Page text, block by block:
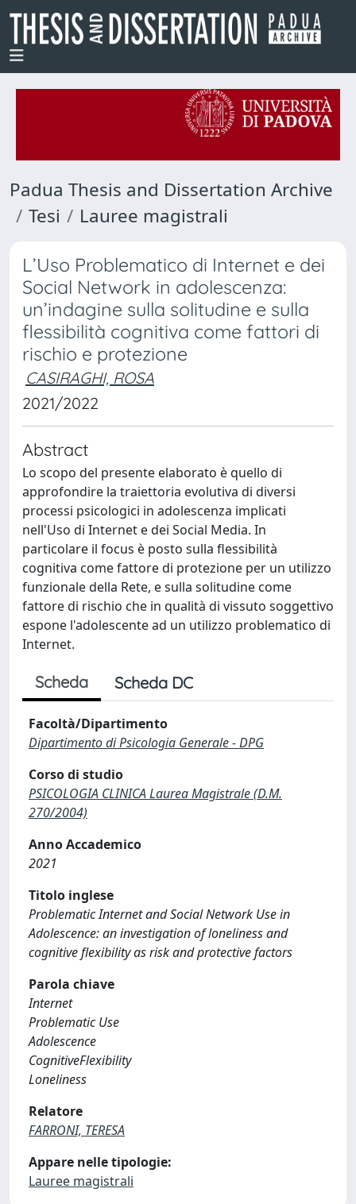
Padua Thesis and Dissertation Archive
Tesi
Lauree magistrali
L’Uso Problematico di Internet e dei
Social Network in adolescenza:
un’indagine sulla solitudine e sulla
flessibilità cognitiva come fattori di
rischio e protezione
CASIRAGHI, ROSA
2021/2022
Abstract
Lo scopo del presente elaborato è quello di
approfondire la traiettoria evolutiva di diversi
processi psicologici in adolescenza implicati
nell'Uso di Internet e dei Social Media. In
particolare il focus è posto sulla flessibilità
cognitiva come fattore di protezione per un utilizzo
funzionale della Rete, e sulla solitudine come
fattore di rischio che in qualità di vissuto soggettivo
espone l'adolescente ad un utilizzo problematico di
Internet.
Scheda Scheda DC
Facoltà/Dipartimento
Dipartimento di Psicologia Generale - DPG
Corso di studio
PSICOLOGIA CLINICA Laurea Magistrale (D.M.
270/2004)
Anno Accademico
2021
Titolo inglese
Problematic Internet and Social Network Use in
Adolescence: an investigation of loneliness and
cognitive flexibility as risk and protective factors
Parola chiave
Internet
Problematic Use
Adolescence
CognitiveFlexibility
Loneliness
Relatore
FARRONI, TERESA
Appare nelle tipologie:
Lauree magistrali